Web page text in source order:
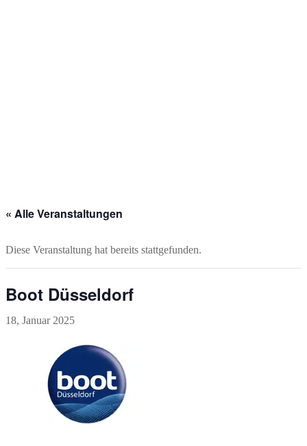
« Alle Veranstaltungen
Diese Veranstaltung hat bereits stattgefunden.
Boot Düsseldorf
18, Januar 2025